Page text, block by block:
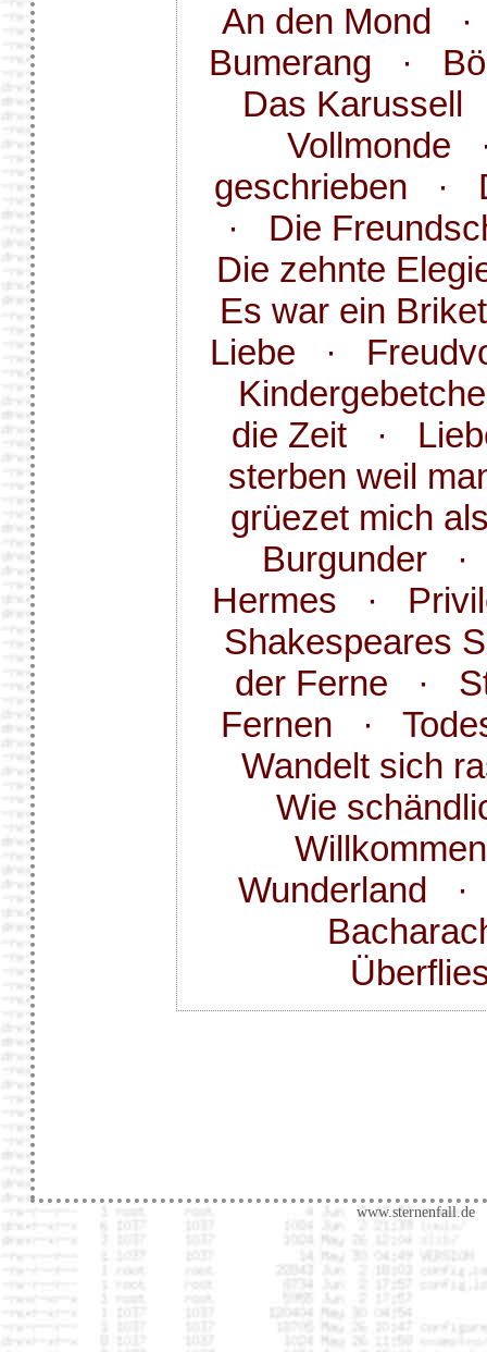
An den Mond
Bumerang ·
Das Karussell
Vollmonde
geschrieben ·
· Die
Die zehnte
Es war ein
Liebe ·
die Zeit·
sterben weil
grüezet mich
Burgunder
Hermes ·
Shakespeares
der Ferne ·
Fernen ·
Wandelt sich
Wie
Wunderland
www.sternenfall.de